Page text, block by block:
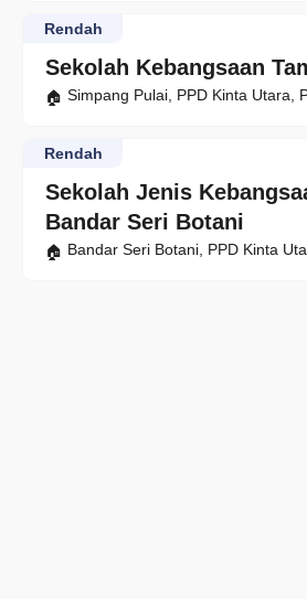
Sekolah Kebangsaan
Rendah
Simpang Pulai, PPD Kinta Utara,
Sekolah Jenis
Bandar Seri Botani
Rendah
Bandar Seri Botani, PPD Kinta